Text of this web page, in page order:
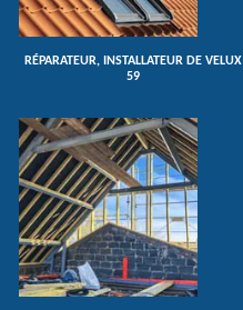
RÉPARATEUR, INSTALLATEUR DE VELUX
59